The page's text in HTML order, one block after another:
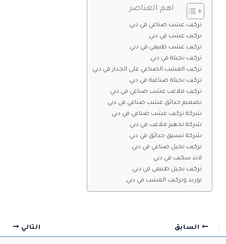
اهم العناصر
تركيب عشب صناعي في دبي
تركيب عشب في دبي
تركيب عشب طبيعي في دبي
تركيب نجيلة في دبي
تركيب العشب الصناعي على الجدار في دبي
تركيب نجيلة صناعية في دبي
تركيب ملاعب عشب صناعي في دبي
تصميم حدائق عشب صناعي في دبي
شركة تركيب عشب صناعي في دبي
شركة تجهيز ملاعب في دبي
شركة تنسيق حدائق في دبي
تركيب نجيل صناعي في دبي
لاند سكيب في دبي
تركيب نجيل طبيعي في دبي
توريد وتركيب العشب في دبي
السابق التالي